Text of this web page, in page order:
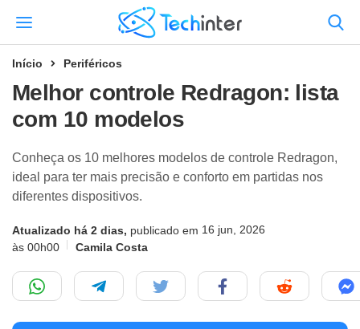
Início Periféricos
Melhor controle Redragon: lista
com 10 modelos
Conheça os 10 melhores modelos de controle Redragon,
ideal para ter mais precisão e conforto em partidas nos
diferentes dispositivos.
Atualizado há 2 dias, publicado em 16 jun, 2026
às 00h00
Camila Costa